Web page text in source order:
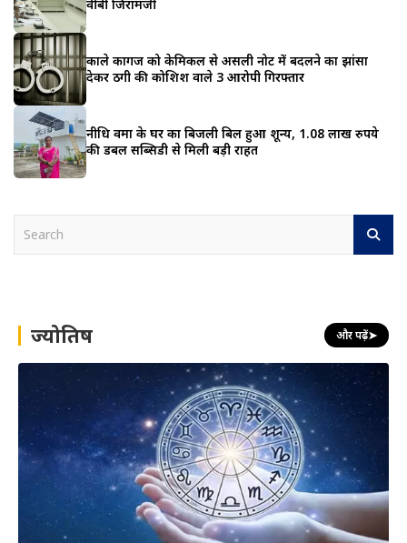
वीबी जिरामजी
काले कागज को केमिकल से असली नोट में बदलने का झांसा
देकर ठगी की कोशिश वाले 3 आरोपी गिरफ्तार
नीधि वर्मा के घर का बिजली बिल हुआ शून्य, 1.08 लाख रुपये
की डबल सब्सिडी से मिली बड़ी राहत
h ज्योतिष और पढ़ें➤